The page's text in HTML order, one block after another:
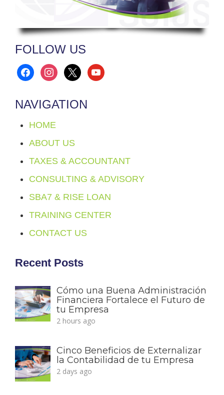
FOLLOW US
facebookinstagram
x youtube
NAVIGATION
HOME
ABOUT US
TAXES & ACCOUNTANT
CONSULTING & ADVISORY
SBA7 & RISE LOAN
TRAINING CENTER
CONTACT US
Recent Posts
Cómo una Buena Administración
Financiera Fortalece el Futuro de
tu Empresa
2 hours ago
Cinco Beneficios de Externalizar
la Contabilidad de tu Empresa
2 days ago